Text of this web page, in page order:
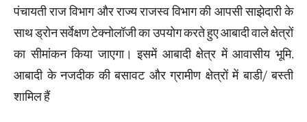
पंचायती राज विभाग और राज्य राजस्व विभाग की आपसी साझेदारी के
साथ ड्रोन सर्वेक्षण टेक्नोलॉजी का उपयोग करते हुए आबादी वाले क्षेत्रों
का सीमांकन किया जाएगा। इसमें आबादी क्षेत्र में आवासीय भूमि,
आबादी के नजदीक की बसावट और ग्रामीण क्षेत्रों में बाडी/ बस्ती
शामिल हैं